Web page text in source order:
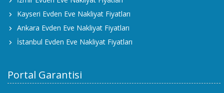
Kayseri Evden Eve Nakliyat Fiyatları
Ankara Evden Eve Nakliyat Fiyatları
İstanbul Evden Eve Nakliyat Fiyatları
Portal Garantisi